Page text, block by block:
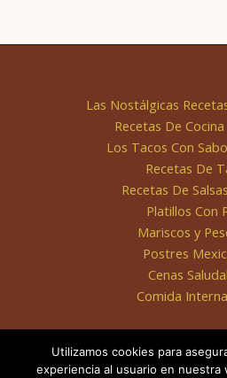
Las Nostálgicas
Recetas De
Los Tacos Con
Recetas De
Recetas De
Platillos Con
Mariscos y
Postres
Cenas
Comida
Utilizamos cookies para
experiencia al usuario en nuestra